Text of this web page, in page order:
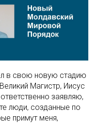
в свою новую стадию
Магистр, Иисус
заявляю,
люди, созданные по
примут меня,